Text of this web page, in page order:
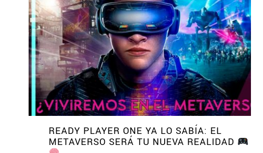
READY PLAYER ONE YA LO SABÍA: EL
METAVERSO SERÁ TU NUEVA REALIDAD